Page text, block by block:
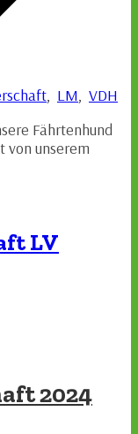
, LM, VDH
Fährtenhund
von unserem
LV
2024